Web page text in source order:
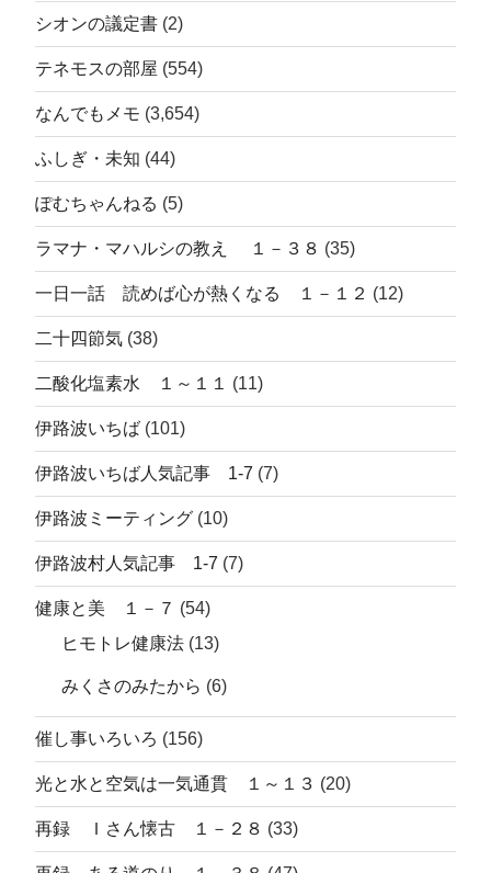
シオンの議定書 (2)
テネモスの部屋 (554)
なんでもメモ (3,654)
ふしぎ・未知 (44)
ぽむちゃんねる (5)
ラマナ・マハルシの教え １－３８ (35)
一日一話 読めば心が熱くなる １－１２ (12)
二十四節気 (38)
二酸化塩素水 １～１１ (11)
伊路波いちば (101)
伊路波いちば人気記事 1-7 (7)
伊路波ミーティング (10)
伊路波村人気記事 1-7 (7)
健康と美 １－７ (54)
ヒモトレ健康法 (13)
みくさのみたから (6)
催し事いろいろ (156)
光と水と空気は一気通貫 １～１３ (20)
再録 Ｉさん懐古 １－２８ (33)